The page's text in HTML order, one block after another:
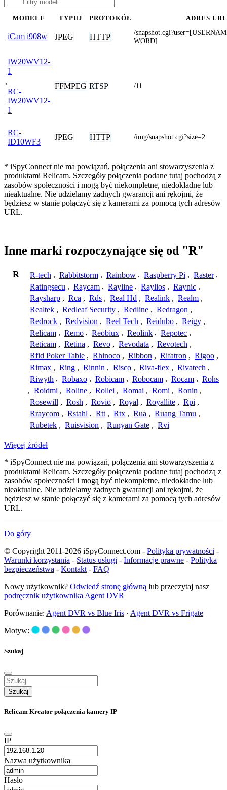
MODELE TYPUJ PROTOKÓŁ ADRES
iCam i908w JPEG HTTP
/
WORD]
IW20WV12-
1
,
RC-
IW20WV12-
1
FFMPEG RTSP /11
RC-
ID10WF3
JPEG HTTP /img/snapshot.cgi?size=2
* iSpyConnect nie ma powiązań, połączenia ani stowarzyszenia z
produktami Relicam. Szczegóły połączenia podane tutaj pochodzą z
zasobów społeczności i mogą być niekompletne, niedokładne lub
nieaktualne. Nie udzielamy żadnych gwarancji ani rękojmi, że
będziesz w stanie połączyć się z kamerami za pomocą tych adresów
URL.
Inne marki rozpoczynające się od "R"
R R-tech , Rabbitstorm , Rainbow , Raspberry Pi , Raster ,
Ratingsecu , Raycam , Rayline , Raylios , Raynic ,
Raysharp , Rca , Rds , Real Hd , Realink , Realm ,
Realtek , Redleaf Security , Redline , Redragon ,
Redrock , Redvision , Reel Tech , Reidubo , Reigy ,
Relicam , Remo , Reobiux , Reolink , Repotec ,
Reticam , Retina , Revo , Revodata , Revotech ,
Rfid Poker Table , Rhinoco , Ribbon , Rifatron , Rigoo ,
Rimax , Ring , Rinnin , Risco , Riva-flex , Rivatech ,
Riwyth , Robaxo , Robicam , Robocam , Rocam , Rohs
, Roidmi , Roline , Rollei , Romai , Romi , Ronin ,
Rosewill , Rosh , Rovio , Royal , Royallite , Rpi ,
Rraycom , Rstahl , Rtt , Rtx , Rua , Ruang Tamu ,
Rubetek , Ruisvision , Runyan Gate , Rvi
Więcej źródeł
* iSpyConnect nie ma powiązań, połączenia ani stowarzyszenia z
produktami Relicam. Szczegóły połączenia podane tutaj pochodzą z
zasobów społeczności i mogą być niekompletne, niedokładne lub
nieaktualne. Nie udzielamy żadnych gwarancji ani rękojmi, że
będziesz w stanie połączyć się z kamerami za pomocą tych adresów
URL.
Do góry
© Copyright 2011-2026 iSpyConnect.com - Polityka prywatności -
Warunki korzystania - Status usługi - Informacje prawne - Polityka
bezpieczeństwa - Kontakt - FAQ
Nowy użytkownik? Odwiedź stronę główną lub przeczytaj nasz
podręcznik użytkownika Agent DVR
Porównanie: Agent DVR vs Blue Iris · Agent DVR vs Frigate
Motyw:
Szukaj
Szukaj
Relicam Kreator połączenia kamery IP
IP
Nazwa użytkownika
Hasło